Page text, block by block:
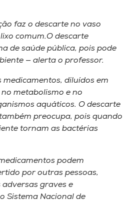
faz o descarte no vaso
comum.O descarte
de saúde pública, pois pode
— alerta o professor.
medicamentos, diluídos em
metabolismo e no
aquáticos. O descarte
preocupa, pois quando
tornam as bactérias
podem
por outras pessoas,
graves e
Sistema Nacional de